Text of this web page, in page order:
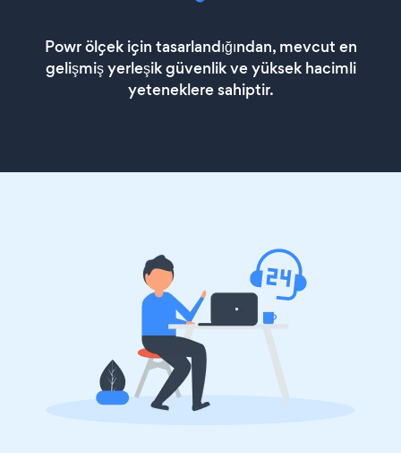
Powr ölçek için tasarlandığından, mevcut en
gelişmiş yerleşik güvenlik ve yüksek hacimli
yeteneklere sahiptir.